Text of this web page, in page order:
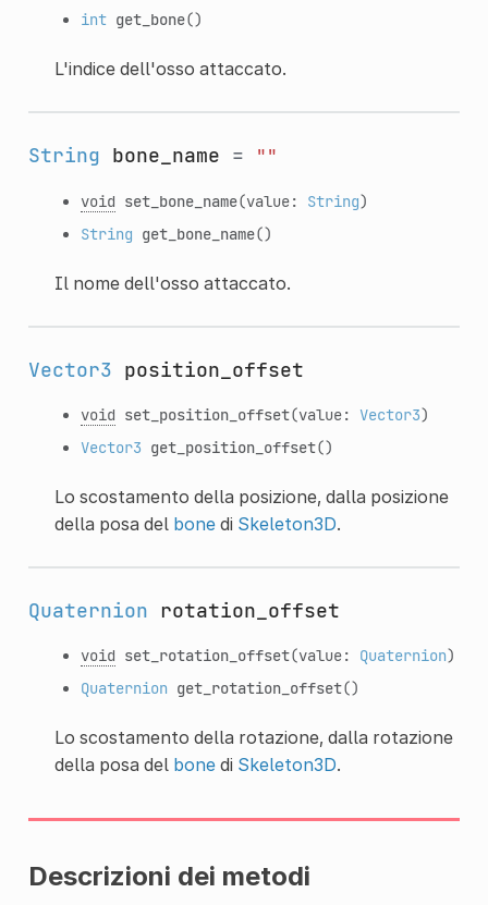
int get_bone()
L'indice dell'osso attaccato.
String bone_name = ""
void set_bone_name(value: String)
String get_bone_name()
Il nome dell'osso attaccato.
Vector3 position_offset
void set_position_offset(value: Vector3)
Vector3 get_position_offset()
Lo scostamento della posizione, dalla posizione
della posa del bonedi Skeleton3D.
Quaternion rotation_offset
void set_rotation_offset(value: Quaternion)
Quaternion get_rotation_offset()
Lo scostamento della rotazione, dalla rotazione
della posa del bonedi Skeleton3D.
Descrizioni dei metodi